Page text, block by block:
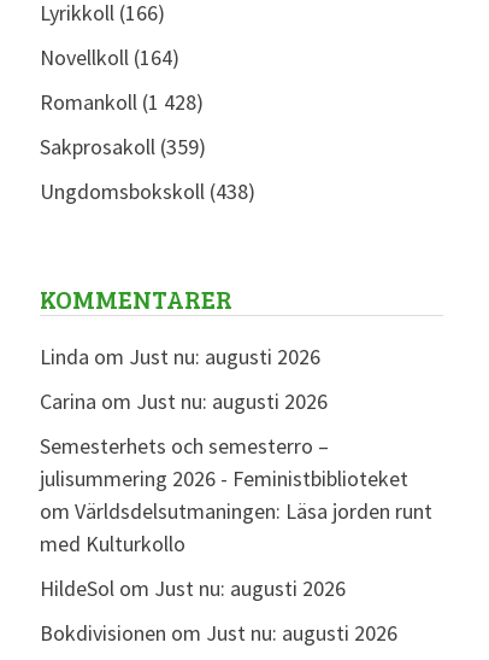
Lyrikkoll(166)
Novellkoll(164)
Romankoll(1 428)
Sakprosakoll(359)
Ungdomsbokskoll(438)
KOMMENTARER
Linda om Just nu: augusti 2026
Carina om Just nu: augusti 2026
Semesterhets och semesterro –
julisummering 2026 - Feministbiblioteket
om Världsdelsutmaningen: Läsa jorden runt
med Kulturkollo
HildeSolom Just nu: augusti 2026
Bokdivisionen om Just nu: augusti 2026